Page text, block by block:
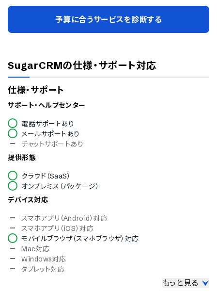
予算に合うサービスを診断する
SugarCRMの仕様・サポート対応
仕様・サポート
サポート・ヘルプセンター
電話サポートあり
メールサポートあり
チャットサポートあり
提供形態
クラウド（SaaS）
オンプレミス（パッケージ）
デバイス対応
スマホアプリ（Android）対応
スマホアプリ（iOS）対応
モバイルブラウザ（スマホブラウザ）対応
Mac対応
Windows対応
タブレット対応
もっと見る